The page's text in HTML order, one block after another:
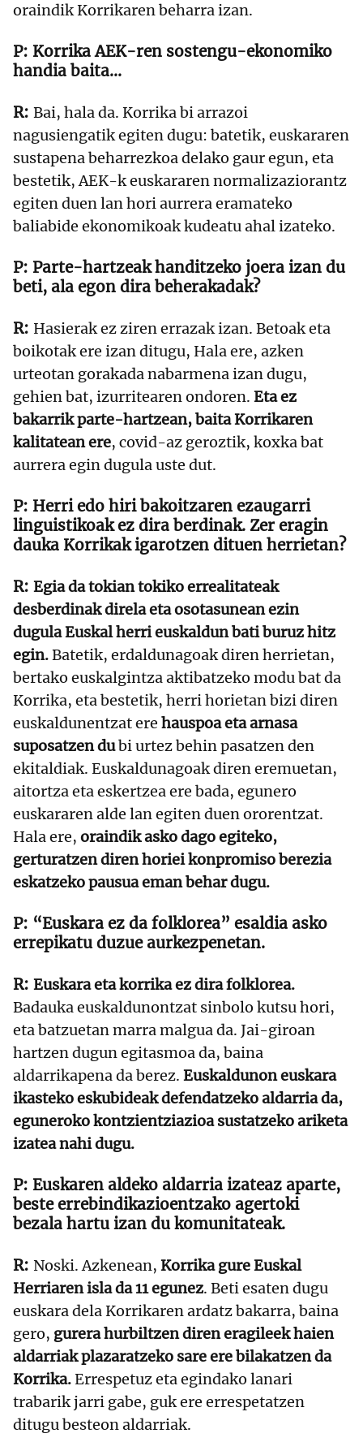
oraindik Korrikaren beharra izan.
Korrika AEK-ren sostengu-ekonomiko
handia baita…
Bai, hala da. Korrika bi arrazoi
nagusiengatik egiten dugu: batetik, euskararen
sustapena beharrezkoa delako gaur egun, eta
bestetik, AEK-k euskararen normalizaziorantz
egiten duen lan hori aurrera eramateko
baliabide ekonomikoak kudeatu ahal izateko.
Parte-hartzeak handitzeko joera izan du
beti, ala egon dira beherakadak?
Hasierak ez ziren errazak izan. Betoak eta
boikotak ere izan ditugu, Hala ere, azken
urteotan gorakada nabarmena izan dugu,
gehien bat, izurritearen ondoren. Eta ez
bakarrik parte-hartzean, baita Korrikaren
kalitatean ere, covid-az geroztik, koxka bat
aurrera egin dugula uste dut.
Herri edo hiri bakoitzaren ezaugarri
linguistikoak ez dira berdinak. Zer eragin
dauka Korrikak igarotzen dituen herrietan?
Egia da tokian tokiko errealitateak
desberdinak direla eta osotasunean ezin
dugula Euskal herri euskaldun bati buruz hitz
egin.Batetik, erdaldunagoak diren herrietan,
bertako euskalgintza aktibatzeko modu bat da
Korrika, eta bestetik, herri horietan bizi diren
euskaldunentzat ere hauspoa eta arnasa
suposatzen dubi urtez behin pasatzen den
ekitaldiak. Euskaldunagoak diren eremuetan,
aitortza eta eskertzea ere bada, egunero
euskararen alde lan egiten duen ororentzat.
Hala ere, oraindik asko dago egiteko,
gerturatzen diren horiei konpromiso berezia
eskatzeko pausua eman behar dugu.
“Euskara ez da folklorea” esaldia asko
errepikatu duzue aurkezpenetan.
Euskara eta korrika ez dira folklorea.
Badauka euskaldunontzat sinbolo kutsu hori,
eta batzuetan marra malgua da. Jai-giroan
hartzen dugun egitasmoa da, baina
aldarrikapena da berez. Euskaldunon euskara
ikasteko eskubideak defendatzeko aldarria da,
eguneroko kontzientziazioa sustatzeko ariketa
izatea nahi dugu.
Euskaren aldeko aldarria izateaz aparte,
beste errebindikazioentzako agertoki
bezala hartu izan du komunitateak.
Noski. Azkenean, Korrika gure Euskal
Herriaren isla da 11 egunez. Beti esaten dugu
euskara dela Korrikaren ardatz bakarra, baina
gero, gurera hurbiltzen diren eragileek haien
aldarriak plazaratzeko sare ere bilakatzen da
Korrika.Errespetuz eta egindako lanari
trabarik jarri gabe, guk ere errespetatzen
ditugu besteon aldarriak.